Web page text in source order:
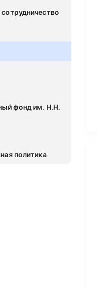
фонд им. Н.Н.
политика